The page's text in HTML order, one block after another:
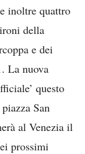
inoltre quattro
della
e dei
La nuova
questo
San
al Venezia il
prossimi